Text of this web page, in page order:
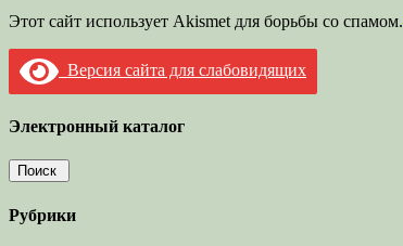
Этот сайт использует Akismet для борьбы со спамом.
Версия сайта для слабовидящих
Электронный каталог
Рубрики